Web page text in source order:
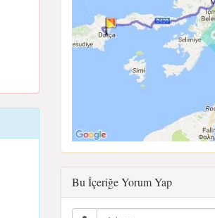
Bu İçeriğe Yorum Yap